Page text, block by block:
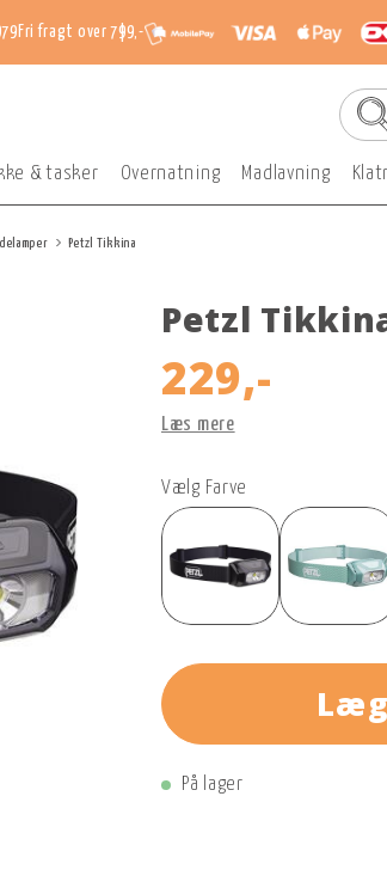
Fri fragt over 799,-
& tasker Overnatning Madlavning
Petzl Tikkina
Petzl
229,-
Læs mere
Vælg Farve
På lager